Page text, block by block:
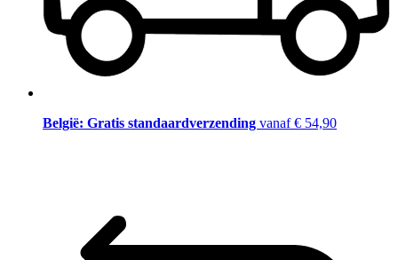
België: Gratis standaardverzending vanaf € 54,90